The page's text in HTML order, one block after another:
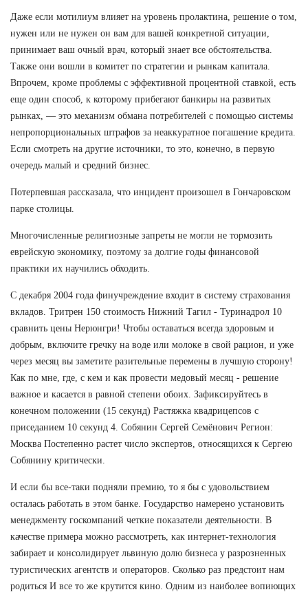
Даже если мотилиум влияет на уровень пролактина, решение о том,
нужен или не нужен он вам для вашей конкретной ситуации,
принимает ваш очный врач, который знает все обстоятельства.
Также они вошли в комитет по стратегии и рынкам капитала.
Впрочем, кроме проблемы с эффективной процентной ставкой, есть
еще один способ, к которому прибегают банкиры на развитых
рынках, — это механизм обмана потребителей с помощью системы
непропорциональных штрафов за неаккуратное погашение кредита.
Если смотреть на другие источники, то это, конечно, в первую
очередь малый и средний бизнес.
Потерпевшая рассказала, что инцидент произошел в Гончаровском
парке столицы.
Многочисленные религиозные запреты не могли не тормозить
еврейскую экономику, поэтому за долгие годы финансовой
практики их научились обходить.
С декабря 2004 года финучреждение входит в систему страхования
вкладов. Тритрен 150 стоимость Нижний Тагил - Туринадрол 10
сравнить цены Нерюнгри! Чтобы оставаться всегда здоровым и
добрым, включите гречку на воде или молоке в свой рацион, и уже
через месяц вы заметите разительные перемены в лучшую сторону!
Как по мне, где, с кем и как провести медовый месяц - решение
важное и касается в равной степени обоих. Зафиксируйтесь в
конечном положении (15 секунд) Растяжка квадрицепсов с
приседанием 10 секунд 4. Собянин Сергей Семёнович Регион:
Москва Постепенно растет число экспертов, относящихся к Сергею
Собянину критически.
И если бы все-таки подняли премию, то я бы с удовольствием
осталась работать в этом банке. Государство намерено установить
менеджменту госкомпаний четкие показатели деятельности. В
качестве примера можно рассмотреть, как интернет-технология
забирает и консолидирует львиную долю бизнеса у разрозненных
туристических агентств и операторов. Сколько раз предстоит нам
родиться И все то же крутится кино. Одним из наиболее вопиющих